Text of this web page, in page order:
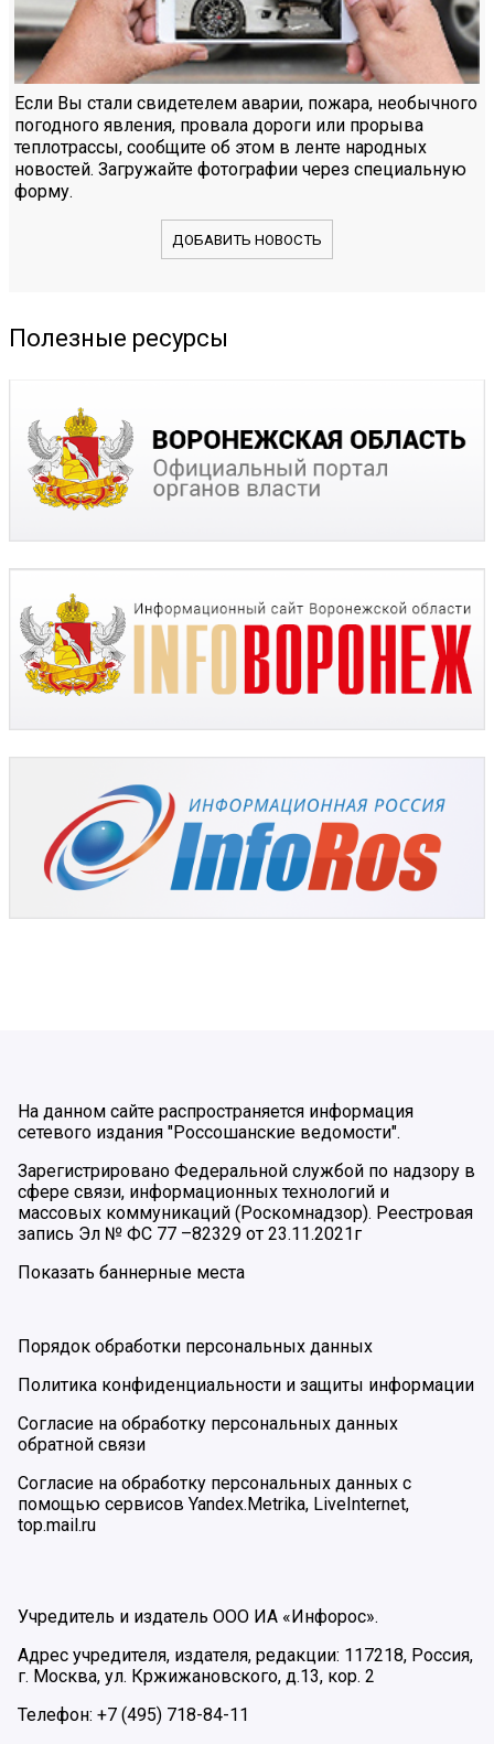
Если Вы стали свидетелем аварии, пожара, необычного
погодного явления, провала дороги или прорыва
теплотрассы, сообщите об этом в ленте народных
новостей. Загружайте фотографии через специальную
форму.
ДОБАВИТЬ НОВОСТЬ
Полезные ресурсы
На данном сайте распространяется информация
сетевого издания "Россошанские ведомости".
Зарегистрировано Федеральной службой по надзору в
сфере связи, информационных технологий и
массовых коммуникаций (Роскомнадзор). Реестровая
запись Эл № ФС 77 –82329 от 23.11.2021г
Показать баннерные места
Порядок обработки персональных данных
Политика конфиденциальности и защиты информации
Согласие на обработку персональных данных
обратной связи
Согласие на обработку персональных данных с
помощью сервисов Yandex.Metrika, LiveInternet,
top.mail.ru
Учредитель и издатель ООО ИА «Инфорос».
Адрес учредителя, издателя, редакции: 117218, Россия,
г. Москва, ул. Кржижановского, д.13, кор. 2
Телефон: +7 (495) 718-84-11